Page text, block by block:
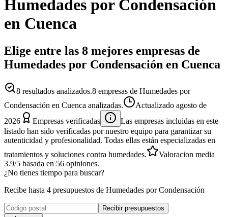
Humedades por Condensación
en Cuenca
Elige entre las 8 mejores empresas de
Humedades por Condensación en Cuenca
8 resultados analizados.8 empresas de Humedades por
Condensación en Cuenca analizadas.
Actualizado agosto de
2026
Empresas verificadas
Las empresas incluidas en este
listado han sido verificadas por nuestro equipo para garantizar su
autenticidad y profesionalidad. Todas ellas están especializadas en
tratamientos y soluciones contra humedades.
Valoracion media
3.9/5 basada en 56 opiniones.
¿No tienes tiempo para buscar?
Recibe hasta 4 presupuestos de Humedades por Condensación
Recibir presupuestos